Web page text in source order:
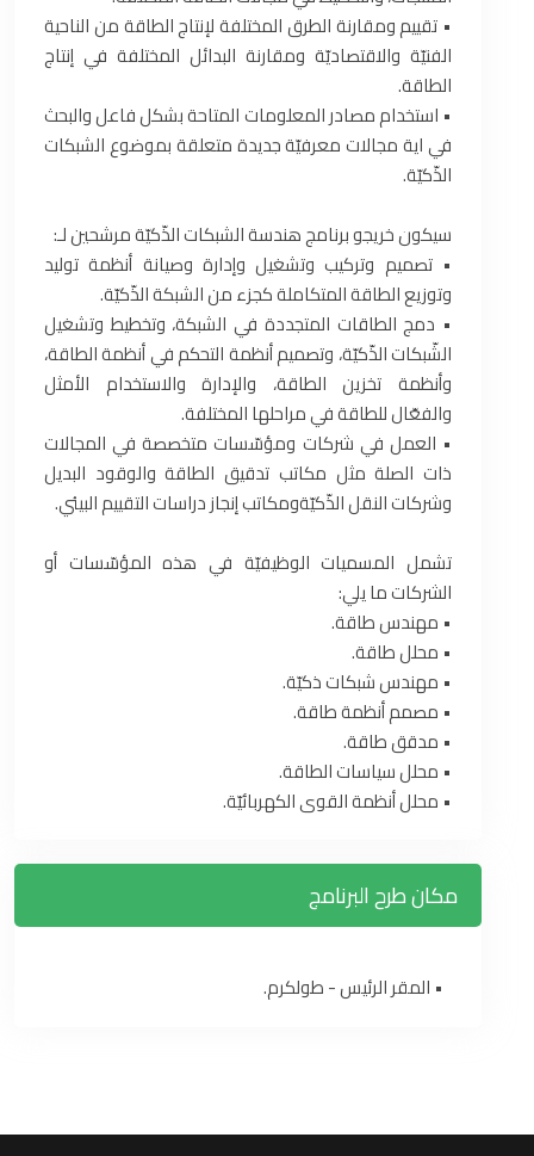
• تقييم ومقارنة الطرق المختلفة لإنتاج الطاقة من الناحية
الفنيّة والاقتصاديّة ومقارنة البدائل المختلفة في إنتاج
الطاقة.
• استخدام مصادر المعلومات المتاحة بشكل فاعل والبحث
في اية مجالات معرفيّة جديدة متعلقة بموضوع الشبكات
الذّكيّة.
سيكون خريجو برنامج هندسة الشبكات الذّكيّة مرشحين لـ:
• تصميم وتركيب وتشغيل وإدارة وصيانة أنظمة توليد
وتوزيع الطاقة المتكاملة كجزء من الشبكة الذّكيّة.
• دمج الطاقات المتجددة في الشبكة، وتخطيط وتشغيل
الشّبكات الذّكيّة، وتصميم أنظمة التحكم في أنظمة الطاقة،
وأنظمة تخزين الطاقة، والإدارة والاستخدام الأمثل
والفعّال للطاقة في مراحلها المختلفة.
• العمل في شركات ومؤسّسات متخصصة في المجالات
ذات الصلة مثل مكاتب تدقيق الطاقة والوقود البديل
وشركات النقل الذّكيّةومكاتب إنجاز دراسات التقييم البيئي.
تشمل المسميات الوظيفيّة في هذه المؤسّسات أو
الشركات ما يلي:
• مهندس طاقة.
• محلل طاقة.
• مهندس شبكات ذكيّة.
• مصمم أنظمة طاقة.
• مدقق طاقة.
• محلل سياسات الطاقة.
• محلل أنظمة القوى الكهربائيّة.
مكان طرح البرنامج
• المقر الرئيس - طولكرم.